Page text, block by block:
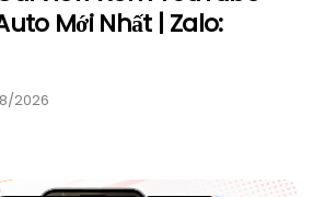
Mới Nhất | Zalo:
2026